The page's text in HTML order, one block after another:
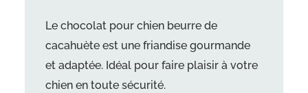
Le chocolat pour chien beurre de
cacahuète est une friandise gourmande
et adaptée. Idéal pour faire plaisir à votre
chien en toute sécurité.